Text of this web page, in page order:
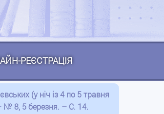
РЕЄСТРАЦІЯ
(у ніч із 4 по 5 травня
№ 8, 5 березня. – С. 14.